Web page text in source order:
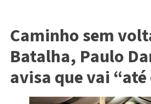
Caminho sem
Batalha, Paulo
avisa que vai